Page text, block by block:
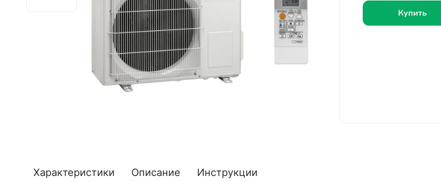
Купить
Характеристики Описание Инструкции